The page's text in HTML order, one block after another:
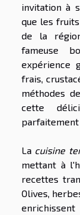
invitation à
que les
de la
fameuse
expérience
frais,
méthodes
cette
parfaitement
La cuisine
mettant à
recettes
Olives,